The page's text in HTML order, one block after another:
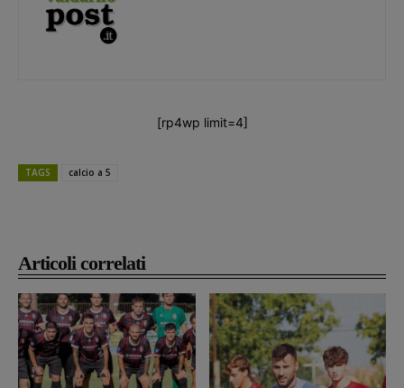
Articoli correlati
[rp4wp limit=4]
TAGS calcio a 5